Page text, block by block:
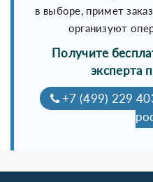
в выборе, примет
организуют
Получите
эксперта
+7 (499) 229